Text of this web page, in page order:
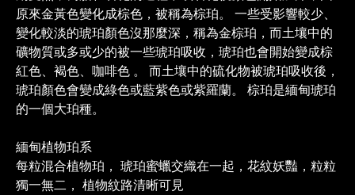
原來金黃色變化成棕色，被稱為棕珀。 一些受影響較少、
變化較淡的琥珀顏色沒那麼深，稱為金棕珀，而土壤中的
礦物質或多或少的被一些琥珀吸收，琥珀也會開始變成棕
紅色、褐色、咖啡色 。 而土壤中的硫化物被琥珀吸收後，
琥珀顏色會變成綠色或藍紫色或紫羅蘭。 棕珀是緬甸琥珀
的一個大珀種。
緬甸植物珀系
每粒混合植物珀， 琥珀蜜蠟交織在一起，花紋妖豔，粒粒
獨一無二， 植物紋路清晰可見